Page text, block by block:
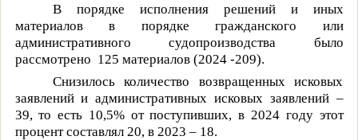
В порядке исполнения решений и иных
материалов в порядке гражданского или
административного судопроизводства было
рассмотрено 125 материалов (2024 -209).
Снизилось количество возвращенных исковых
заявлений и административных исковых заявлений –
39, то есть 10,5% от поступивших, в 2024 году этот
процент составлял 20, в 2023 – 18.